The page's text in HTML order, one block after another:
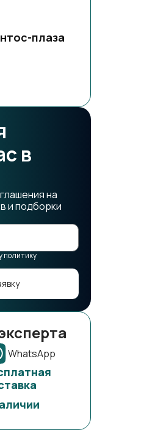
плаза
в
на
и подборки
политику
WhatsApp